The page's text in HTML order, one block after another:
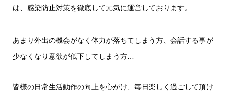
は、感染防止対策を徹底して元気に運営しております。
あまり外出の機会がなく体力が落ちてしまう方、会話する事が
少なくなり意欲が低下してしまう方…
皆様の日常生活動作の向上を心がけ、毎日楽しく過ごして頂け